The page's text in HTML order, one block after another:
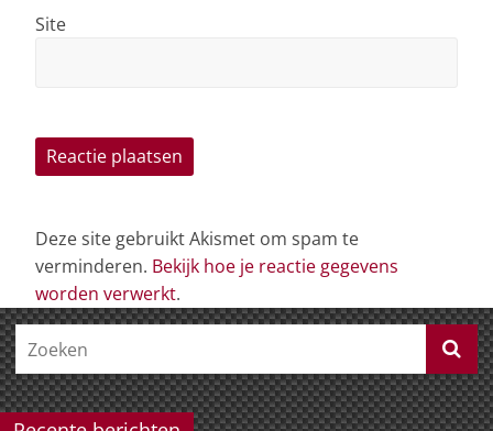
Site
Deze site gebruikt Akismet om spam te
verminderen. Bekijk hoe je reactie gegevens
worden verwerkt.